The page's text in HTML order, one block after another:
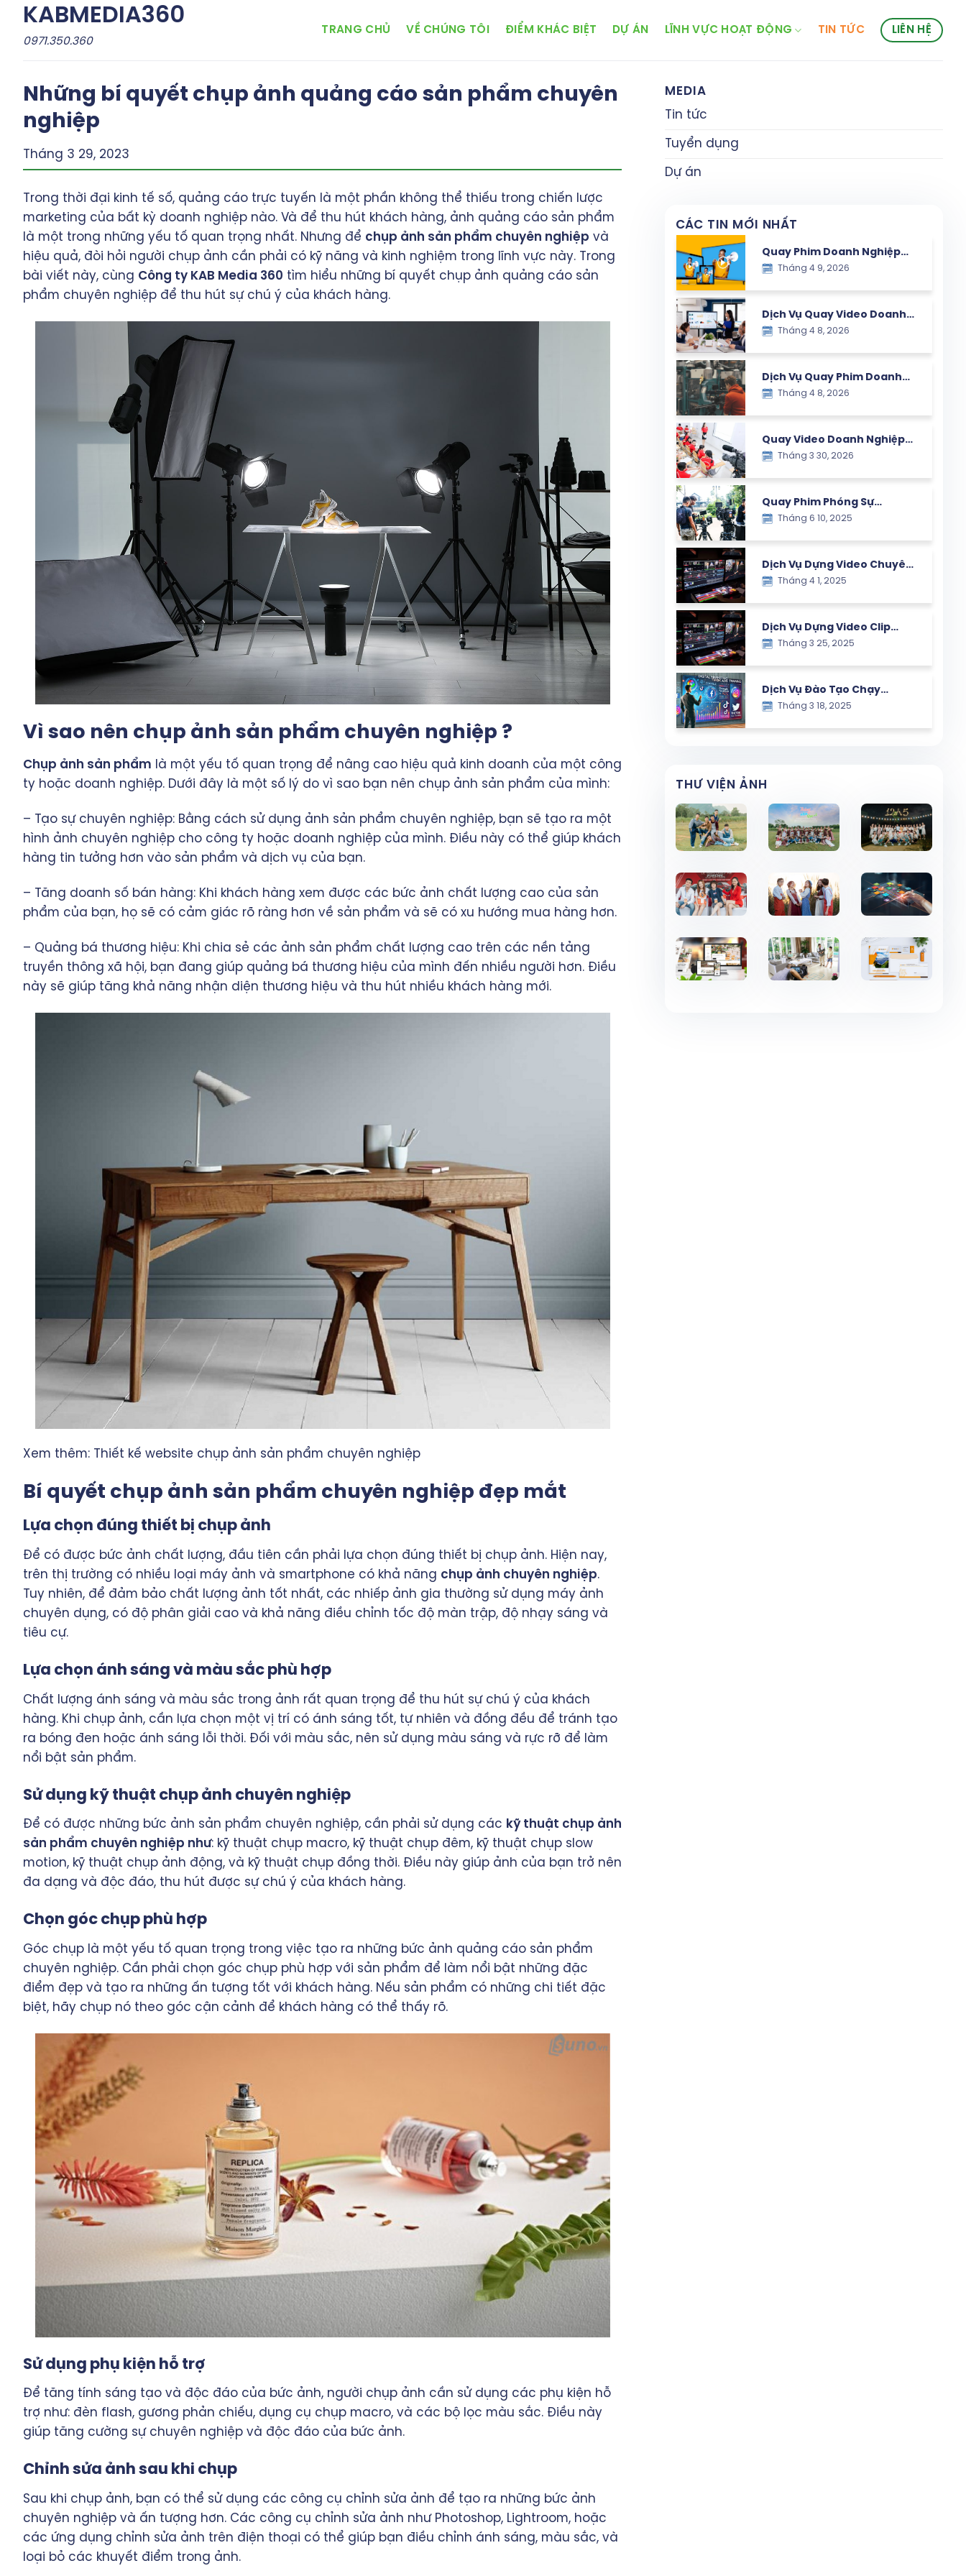
content
KABMEDIA360
0971.350.360
TRANG CHỦ VỀ CHÚNG TÔI ĐIỂM KHÁC BIỆT DỰ ÁN LĨNH VỰC HOẠT ĐỘNG TIN TỨC LIÊN HỆ
Những bí quyết chụp ảnh quảng cáo sản phẩm chuyên
nghiệp
Tháng 3 29, 2023
Trong thời đại kinh tế số, quảng cáo trực tuyến là một phần không thể thiếu trong chiến lược
marketing của bất kỳ doanh nghiệp nào. Và để thu hút khách hàng, ảnh quảng cáo sản phẩm
là một trong những yếu tố quan trọng nhất. Nhưng để chụp ảnh sản phẩm chuyên nghiệp và
hiệu quả, đòi hỏi người chụp ảnh cần phải có kỹ năng và kinh nghiệm trong lĩnh vực này. Trong
bài viết này, cùng Công ty KAB Media 360 tìm hiểu những bí quyết chụp ảnh quảng cáo sản
phẩm chuyên nghiệp để thu hút sự chú ý của khách hàng.
Vì sao nên chụp ảnh sản phẩm chuyên nghiệp ?
Chụp ảnh sản phẩm là một yếu tố quan trọng để nâng cao hiệu quả kinh doanh của một công
ty hoặc doanh nghiệp. Dưới đây là một số lý do vì sao bạn nên chụp ảnh sản phẩm của mình:
– Tạo sự chuyên nghiệp: Bằng cách sử dụng ảnh sản phẩm chuyên nghiệp, bạn sẽ tạo ra một
hình ảnh chuyên nghiệp cho công ty hoặc doanh nghiệp của mình. Điều này có thể giúp khách
hàng tin tưởng hơn vào sản phẩm và dịch vụ của bạn.
– Tăng doanh số bán hàng: Khi khách hàng xem được các bức ảnh chất lượng cao của sản
phẩm của bạn, họ sẽ có cảm giác rõ ràng hơn về sản phẩm và sẽ có xu hướng mua hàng hơn.
– Quảng bá thương hiệu: Khi chia sẻ các ảnh sản phẩm chất lượng cao trên các nền tảng
truyền thông xã hội, bạn đang giúp quảng bá thương hiệu của mình đến nhiều người hơn. Điều
này sẽ giúp tăng khả năng nhận diện thương hiệu và thu hút nhiều khách hàng mới.
Xem thêm: Thiết kế website chụp ảnh sản phẩm chuyên nghiệp
Bí quyết chụp ảnh sản phẩm chuyên nghiệp đẹp mắt
Lựa chọn đúng thiết bị chụp ảnh
Để có được bức ảnh chất lượng, đầu tiên cần phải lựa chọn đúng thiết bị chụp ảnh. Hiện nay,
trên thị trường có nhiều loại máy ảnh và smartphone có khả năng chụp ảnh chuyên nghiệp.
Tuy nhiên, để đảm bảo chất lượng ảnh tốt nhất, các nhiếp ảnh gia thường sử dụng máy ảnh
chuyên dụng, có độ phân giải cao và khả năng điều chỉnh tốc độ màn trập, độ nhạy sáng và
tiêu cự.
Lựa chọn ánh sáng và màu sắc phù hợp
Chất lượng ánh sáng và màu sắc trong ảnh rất quan trọng để thu hút sự chú ý của khách
hàng. Khi chụp ảnh, cần lựa chọn một vị trí có ánh sáng tốt, tự nhiên và đồng đều để tránh tạo
ra bóng đen hoặc ánh sáng lỗi thời. Đối với màu sắc, nên sử dụng màu sáng và rực rỡ để làm
nổi bật sản phẩm.
Sử dụng kỹ thuật chụp ảnh chuyên nghiệp
Để có được những bức ảnh sản phẩm chuyên nghiệp, cần phải sử dụng các kỹ thuật chụp ảnh
sản phẩm chuyên nghiệp như: kỹ thuật chụp macro, kỹ thuật chụp đêm, kỹ thuật chụp slow
motion, kỹ thuật chụp ảnh động, và kỹ thuật chụp đồng thời. Điều này giúp ảnh của bạn trở nên
đa dạng và độc đáo, thu hút được sự chú ý của khách hàng.
Chọn góc chụp phù hợp
Góc chụp là một yếu tố quan trọng trong việc tạo ra những bức ảnh quảng cáo sản phẩm
chuyên nghiệp. Cần phải chọn góc chụp phù hợp với sản phẩm để làm nổi bật những đặc
điểm đẹp và tạo ra những ấn tượng tốt với khách hàng. Nếu sản phẩm có những chi tiết đặc
biệt, hãy chụp nó theo góc cận cảnh để khách hàng có thể thấy rõ.
Sử dụng phụ kiện hỗ trợ
Để tăng tính sáng tạo và độc đáo của bức ảnh, người chụp ảnh cần sử dụng các phụ kiện hỗ
trợ như: đèn flash, gương phản chiếu, dụng cụ chụp macro, và các bộ lọc màu sắc. Điều này
giúp tăng cường sự chuyên nghiệp và độc đáo của bức ảnh.
Chỉnh sửa ảnh sau khi chụp
Sau khi chụp ảnh, bạn có thể sử dụng các công cụ chỉnh sửa ảnh để tạo ra những bức ảnh
chuyên nghiệp và ấn tượng hơn. Các công cụ chỉnh sửa ảnh như Photoshop, Lightroom, hoặc
các ứng dụng chỉnh sửa ảnh trên điện thoại có thể giúp bạn điều chỉnh ánh sáng, màu sắc, và
loại bỏ các khuyết điểm trong ảnh.
MEDIA
Tin tức
Tuyển dụng
Dự án
CÁC TIN MỚI NHẤT
Quay Phim Doanh Nghiệp
tại Hà Nội – Công Cụ Xây
Dựng Thương Hiệu & Tăng
Tháng 4 9, 2026
Dịch Vụ Quay Video Doanh
Nghiệp – Giải Pháp Truyền
Thông Hiệu Quả Cho
Tháng 4 8, 2026
Dịch Vụ Quay Phim Doanh
Nghiệp – Giải Pháp Nâng
Tầm Thương Hiệu Trong Kỷ
Tháng 4 8, 2026
Quay Video Doanh Nghiệp
Chuyên Nghiệp Tại Hà Nội
Tháng 3 30, 2026
Quay Phim Phóng Sự
Chuyên Nghiệp – Ghi Dấu
Mọi Khoảnh Khắc Giá Trị
Tháng 6 10, 2025
Dịch Vụ Dựng Video Chuyên
Nghiệp – Lưu Giữ Khoảnh
Khắc Ý Nghĩa Cùng Con Yêu
Tháng 4 1, 2025
Dịch Vụ Dựng Video Clip
Chuyên Nghiệp – Giải Pháp
Hiệu Quả Cho Doanh Nghiệp
Tháng 3 25, 2025
Dịch Vụ Đào Tạo Chạy
Quảng Cáo Google,
Facebook và TikTok – Giải
Tháng 3 18, 2025
THƯ VIỆN ẢNH